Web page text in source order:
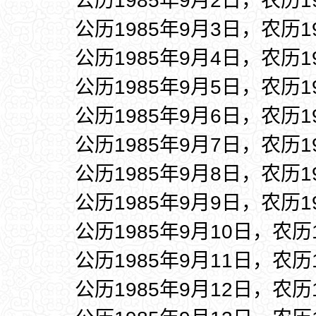
公历1985年9月3日，农历
公历1985年9月4日，农历
公历1985年9月5日，农历
公历1985年9月6日，农历
公历1985年9月7日，农历
公历1985年9月8日，农历
公历1985年9月9日，农历
公历1985年9月10日，农
公历1985年9月11日，农
公历1985年9月12日，农